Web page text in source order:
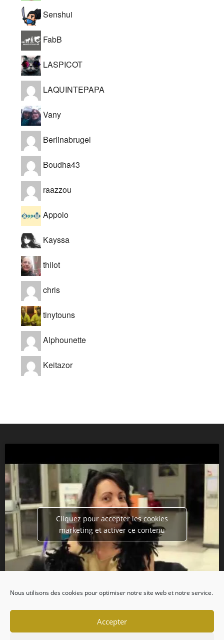
Nous utilisons des cookies pour optimiser notre site web et notre service.
Accepter
Senshui
FabB
LASPICOT
LAQUINTEPAPA
Vany
Berlinabrugel
Boudha43
raazzou
Appolo
Kayssa
thilot
chris
tinytouns
Alphounette
Keitazor
Cliquez pour accepter les cookies
marketing et activer ce contenu